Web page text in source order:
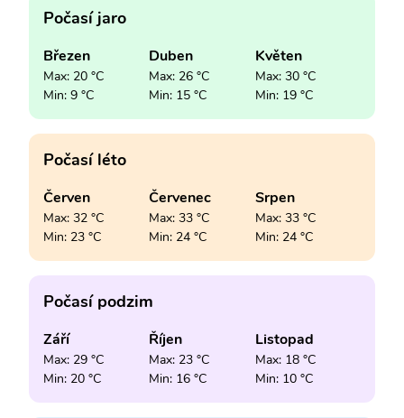
Počasí jaro
Březen
Max: 20 °C
Min: 9 °C
Duben
Max: 26 °C
Min: 15 °C
Květen
Max: 30 °C
Min: 19 °C
Počasí léto
Červen
Max: 32 °C
Min: 23 °C
Červenec
Max: 33 °C
Min: 24 °C
Srpen
Max: 33 °C
Min: 24 °C
Počasí podzim
Září
Max: 29 °C
Min: 20 °C
Říjen
Max: 23 °C
Min: 16 °C
Listopad
Max: 18 °C
Min: 10 °C